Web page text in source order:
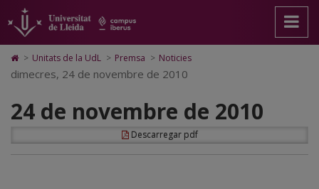
24
de
novembre
de
2010
pàgina
principal.
Universitat
Lleida
contingut
principal
Mapa
Web.
Universitat
Cerca
Accessibilitat.
Universitat
Lleida
Icono
de
Home
ir
a
página
de
> Unitats de la UdL > Premsa > Noticies
dimecres, 24 de novembre de 2010
24 de novembre de 2010
Descarregar pdf